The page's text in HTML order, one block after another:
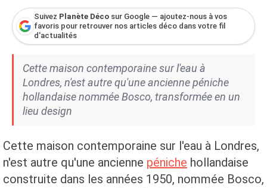
Suivez Planète Déco sur Google — ajoutez-nous à vos
favoris pour retrouver nos articles déco dans votre fil
d'actualités
Cette maison contemporaine sur l'eau à
Londres, n'est autre qu'une ancienne péniche
hollandaise nommée Bosco, transformée en un
lieu design
Cette maison contemporaine sur l'eau à Londres,
n'est autre qu'une ancienne péniche hollandaise
construite dans les années 1950, nommée Bosco,